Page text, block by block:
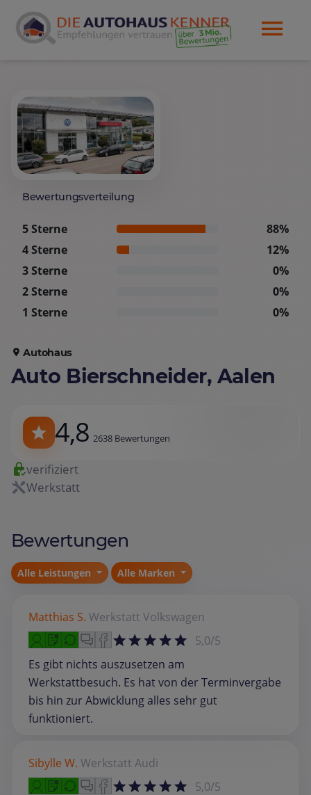
Bewertungsverteilung
5 Sterne
88%
4 Sterne
12%
3 Sterne
0%
2 Sterne
0%
1 Sterne
0%
Autohaus
Auto Bierschneider, Aalen
4,8 2638 Bewertungen
verifiziert
Werkstatt
Bewertungen
Alle Leistungen Alle Marken
Matthias S. Werkstatt Volkswagen
5,0/5
Es gibt nichts auszusetzen am
Werkstattbesuch. Es hat von der Terminvergabe
bis hin zur Abwicklung alles sehr gut
funktioniert.
Sibylle W. Werkstatt Audi
5,0/5